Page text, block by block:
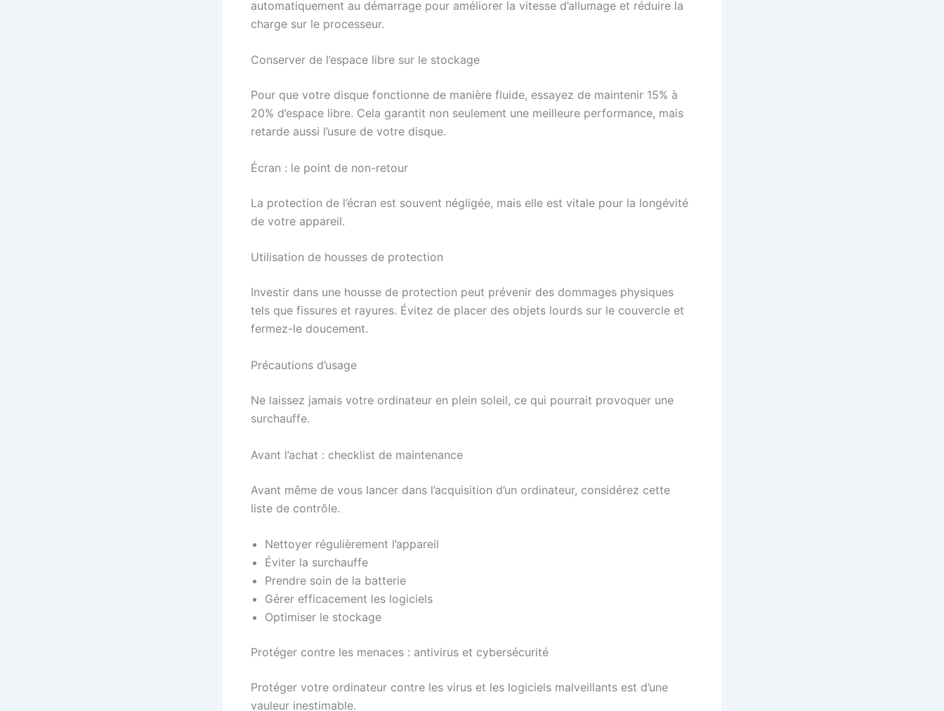
automatiquement au démarrage pour améliorer la vitesse d’allumage et réduire la
charge sur le processeur.
Conserver de l’espace libre sur le stockage
Pour que votre disque fonctionne de manière fluide, essayez de maintenir 15% à
20% d’espace libre. Cela garantit non seulement une meilleure performance, mais
retarde aussi l’usure de votre disque.
Écran : le point de non-retour
La protection de l’écran est souvent négligée, mais elle est vitale pour la longévité
de votre appareil.
Utilisation de housses de protection
Investir dans une housse de protection peut prévenir des dommages physiques
tels que fissures et rayures. Évitez de placer des objets lourds sur le couvercle et
fermez-le doucement.
Précautions d’usage
Ne laissez jamais votre ordinateur en plein soleil, ce qui pourrait provoquer une
surchauffe.
Avant l’achat : checklist de maintenance
Avant même de vous lancer dans l’acquisition d’un ordinateur, considérez cette
liste de contrôle.
Nettoyer régulièrement l’appareil
Éviter la surchauffe
Prendre soin de la batterie
Gérer efficacement les logiciels
Optimiser le stockage
Protéger contre les menaces : antivirus et cybersécurité
Protéger votre ordinateur contre les virus et les logiciels malveillants est d’une
vauleur inestimable.